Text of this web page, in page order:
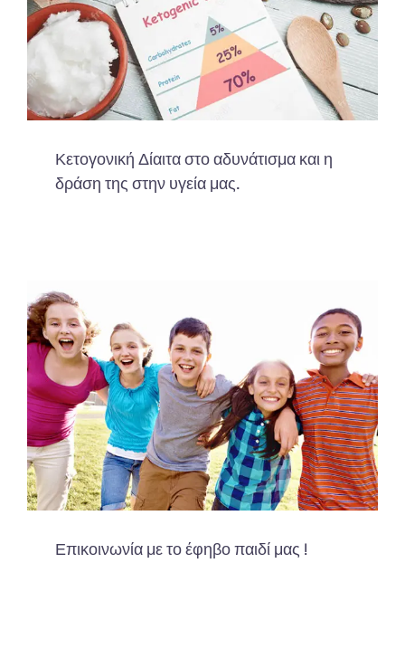
Κετογονική Δίαιτα στο αδυνάτισμα και η
δράση της στην υγεία μας.
Επικοινωνία με το έφηβο παιδί μας !